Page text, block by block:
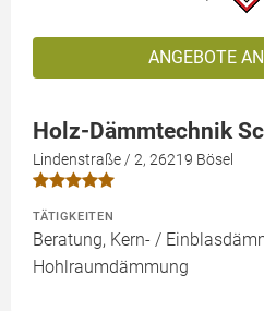
ANGEBOTE
Holz-Dämmtechnik
Lindenstraße / 2, 26219 Bösel
TÄTIGKEITEN
Beratung, Kern- /
Hohlraumdämmung